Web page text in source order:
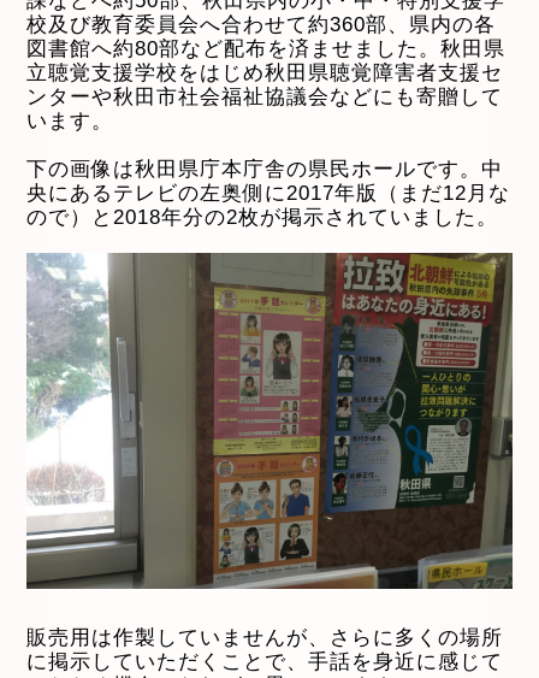
校及び教育委員会へ合わせて約360部、県内の各
図書館へ約80部など配布を済ませました。秋田県
立聴覚支援学校をはじめ秋田県聴覚障害者支援セ
ンターや秋田市社会福祉協議会などにも寄贈して
います。
下の画像は秋田県庁本庁舎の県民ホールです。中
央にあるテレビの左奥側に2017年版（まだ12月な
ので）と2018年分の2枚が掲示されていました。
販売用は作製していませんが、さらに多くの場所
に掲示していただくことで、手話を身近に感じて